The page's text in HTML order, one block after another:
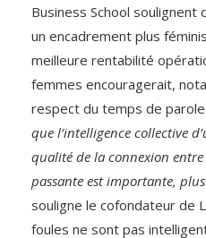
Business School
un encadrement plus
meilleure rentabilité
femmes encouragerait,
respect du temps de parole
que l’intelligence collective
qualité de la connexion
passante est importante,
souligne le cofondateur de
foules ne sont pas